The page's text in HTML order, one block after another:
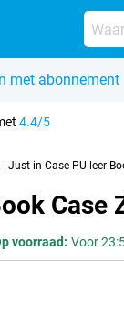
met abonnement
4.4/5
Just in Case PU-leer
Case
voorraad: Voor